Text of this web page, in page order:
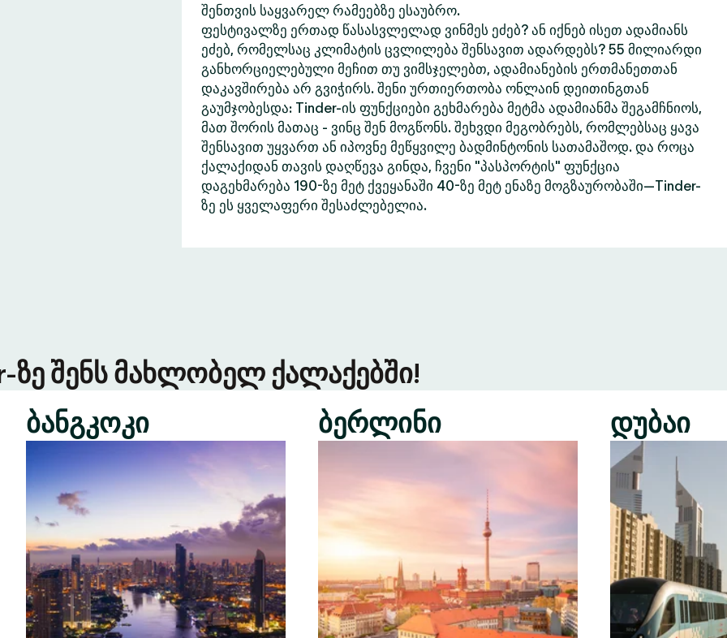
შენთვის საყვარელ რამეებზე ესაუბრო.
ფესტივალზე ერთად წასასვლელად ვინმეს ეძებ? ან იქნებ ისეთ ადამიანს
ეძებ, რომელსაც კლიმატის ცვლილება შენსავით ადარდებს? 55 მილიარდი
განხორციელებული მეჩით თუ ვიმსჯელებთ, ადამიანების ერთმანეთთან
დაკავშირება არ გვიჭირს. შენი ურთიერთობა ონლაინ დეითინგთან
გაუმჯობესდა: Tinder-ის ფუნქციები გეხმარება მეტმა ადამიანმა შეგამჩნიოს,
მათ შორის მათაც - ვინც შენ მოგწონს. შეხვდი მეგობრებს, რომლებსაც ყავა
შენსავით უყვართ ან იპოვნე მეწყვილე ბადმინტონის სათამაშოდ. და როცა
ქალაქიდან თავის დაღწევა გინდა, ჩვენი "პასპორტის" ფუნქცია
დაგეხმარება 190-ზე მეტ ქვეყანაში 40-ზე მეტ ენაზე მოგზაურობაში—Tinder-
ზე ეს ყველაფერი შესაძლებელია.
ზე შენს მახლობელ ქალაქებში!
ბანგკოკი
ბერლინი დუბაი